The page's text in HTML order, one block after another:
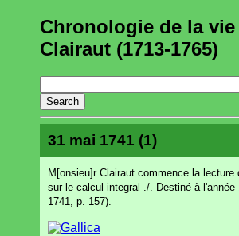
Chronologie de la vie
Clairaut (1713-1765)
31 mai 1741 (1)
M[onsieu]r Clairaut commence la lecture
sur le calcul integral ./. Destiné à l'année
1741, p. 157).